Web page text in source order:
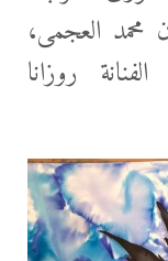
محمد العجمى،
روزانا